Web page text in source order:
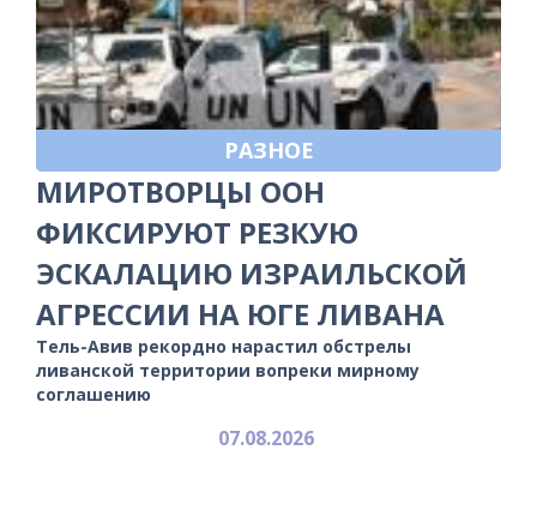
РАЗНОЕ
МИРОТВОРЦЫ ООН
ФИКСИРУЮТ РЕЗКУЮ
ЭСКАЛАЦИЮ ИЗРАИЛЬСКОЙ
АГРЕССИИ НА ЮГЕ ЛИВАНА
Тель-Авив рекордно нарастил обстрелы
ливанской территории вопреки мирному
соглашению
07.08.2026